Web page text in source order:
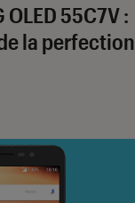
OLED 55C7V :
la perfection